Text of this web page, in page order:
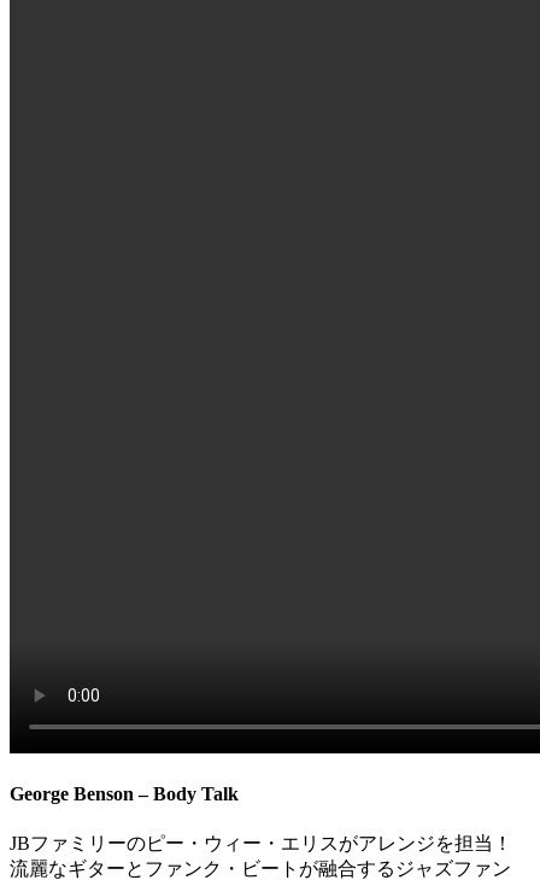
George Benson – Body Talk
JBファミリーのピー・ウィー・エリスがアレンジを担当！
流麗なギターとファンク・ビートが融合するジャズファン